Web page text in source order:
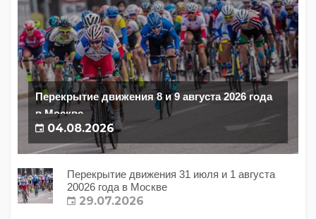
Перекрытие движения 8 и 9 августа 2026 года
в Москве
04.08.2026
Перекрытие движения 31 июля и 1 августа
20026 года в Москве
29.07.2026